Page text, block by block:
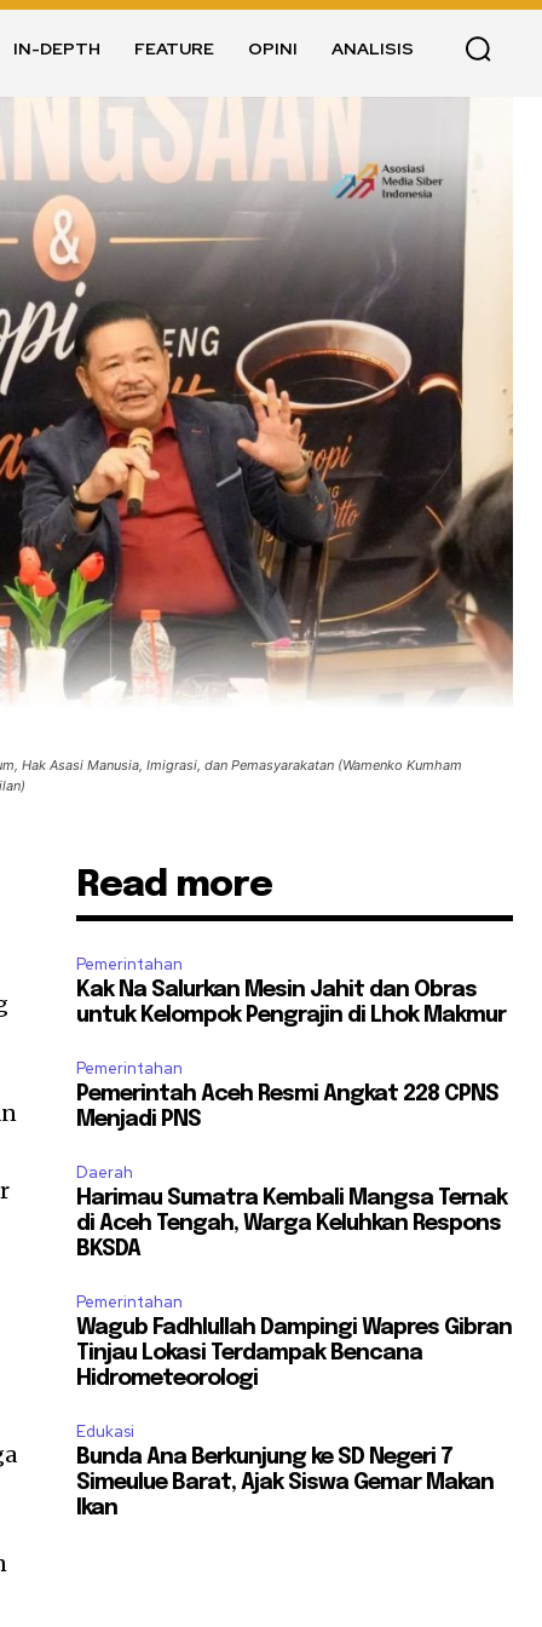
IN-DEPTH FEATURE OPINI ANALISIS
Hak Asasi Manusia, Imigrasi, dan Pemasyarakatan (Wamenko Kumham
Read more
Pemerintahan
Kak Na Salurkan Mesin Jahit dan Obras
untuk Kelompok Pengrajin di Lhok Makmur
Pemerintahan
Pemerintah Aceh Resmi Angkat 228 CPNS
Menjadi PNS
Daerah
Harimau Sumatra Kembali Mangsa Ternak
di Aceh Tengah, Warga Keluhkan Respons
BKSDA
Pemerintahan
Wagub Fadhlullah Dampingi Wapres Gibran
Tinjau Lokasi Terdampak Bencana
Hidrometeorologi
Edukasi
Bunda Ana Berkunjung ke SD Negeri 7
Simeulue Barat, Ajak Siswa Gemar Makan
Ikan